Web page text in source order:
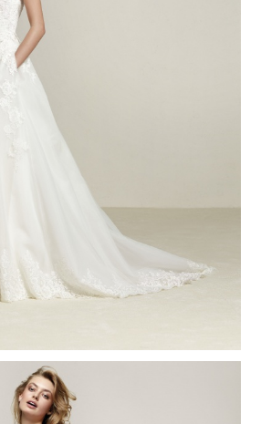
OVERSEA
CONTACT
CONSULTATION